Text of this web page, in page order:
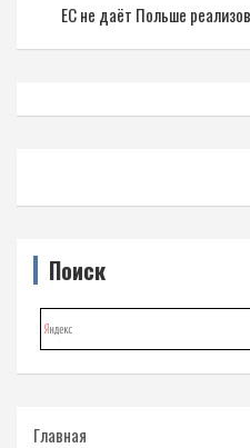
ЕС не даёт Польше
Поиск
Главная